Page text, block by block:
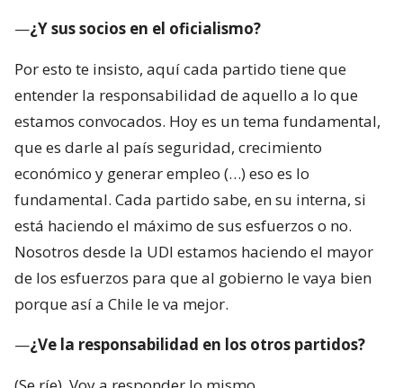
—¿Y sus socios en el oficialismo?
Por esto te insisto, aquí cada partido tiene que
entender la responsabilidad de aquello a lo que
estamos convocados. Hoy es un tema fundamental,
que es darle al país seguridad, crecimiento
económico y generar empleo (…) eso es lo
fundamental. Cada partido sabe, en su interna, si
está haciendo el máximo de sus esfuerzos o no.
Nosotros desde la UDI estamos haciendo el mayor
de los esfuerzos para que al gobierno le vaya bien
porque así a Chile le va mejor.
—¿Ve la responsabilidad en los otros partidos?